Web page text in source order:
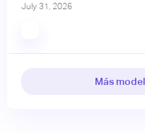
July 31, 2026
Más